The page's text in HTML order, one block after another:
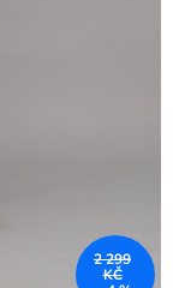
2 299
KČ